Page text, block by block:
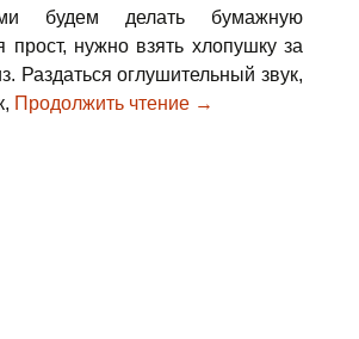
будем делать бумажную
нужно взять хлопушку за
Раздаться оглушительный звук,
Продолжить чтение →